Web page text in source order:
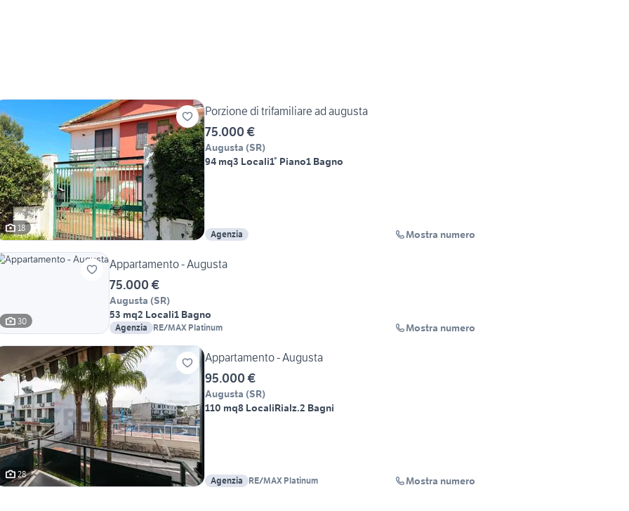
18
Porzione di trifamiliare ad augusta
75.000 €
Augusta (SR)
94 mq3 Locali1° Piano1 Bagno
Agenzia Mostra numero
30
Appartamento - Augusta
75.000 €
Augusta (SR)
53 mq2 Locali1 Bagno
Agenzia RE/MAX Platinum Mostra numero
28
Appartamento - Augusta
95.000 €
Augusta (SR)
110 mq8 LocaliRialz.2 Bagni
Agenzia RE/MAX Platinum Mostra numero